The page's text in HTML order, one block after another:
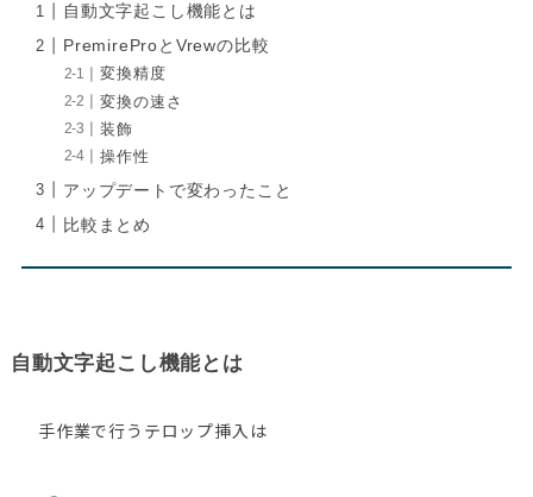
自動文字起こし機能とは
PremireProとVrewの比較
変換精度
変換の速さ
装飾
操作性
アップデートで変わったこと
比較まとめ
自動文字起こし機能とは
手作業で行うテロップ挿入は